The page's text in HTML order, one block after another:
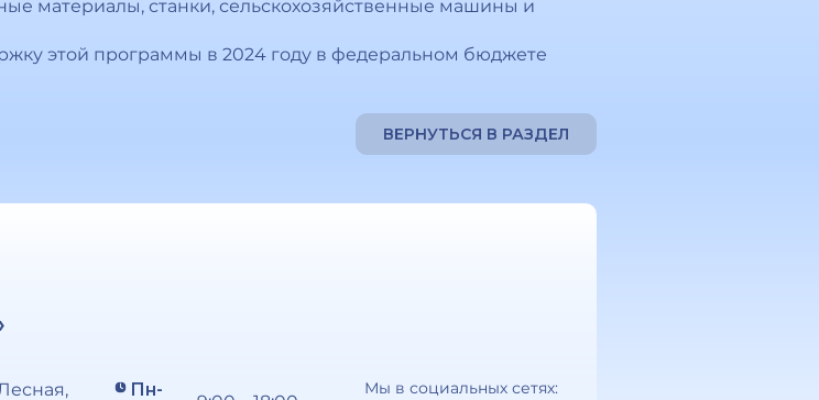
материалы, станки, сельскохозяйственные машины и
этой программы в 2024 году в федеральном бюджете
ВЕРНУТЬСЯ В РАЗДЕЛ
Пн- Мы в социальных сетях: